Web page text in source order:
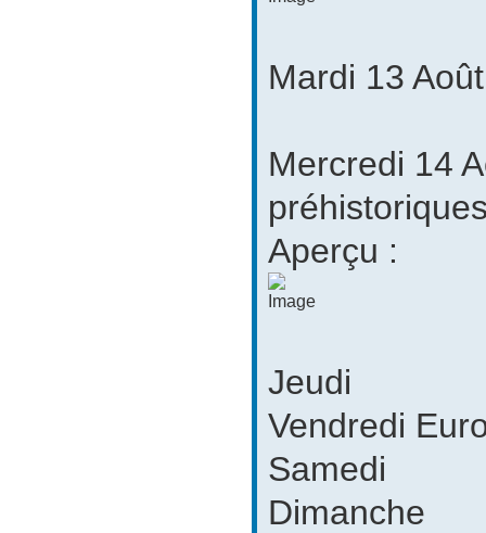
Mardi 13
Mercredi 14
Aperçu :
Jeudi
Vendredi
Samedi
Dimanche